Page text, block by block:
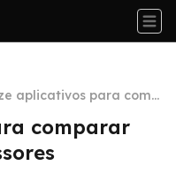
aplicativos para comp
comparar